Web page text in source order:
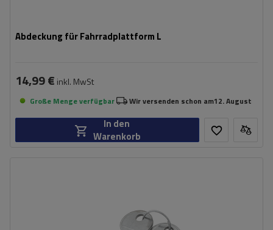
Abdeckung für Fahrradplattform L
14,99 € inkl. MwSt
Große Menge verfügbar Wir versenden schon am12. August
In den
Warenkorb